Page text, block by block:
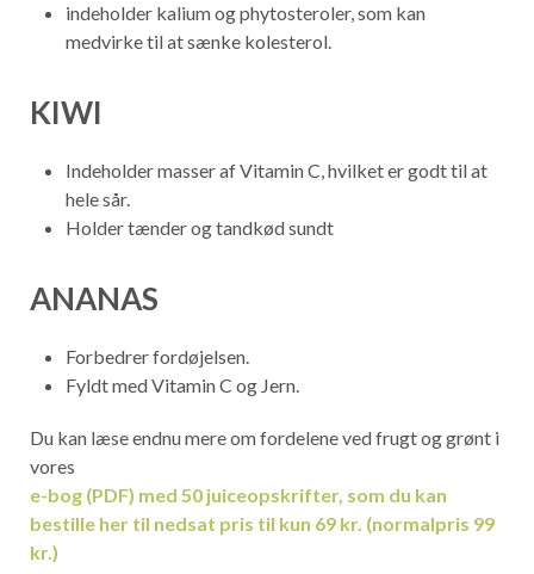
indeholder kalium og phytosteroler, som kan
medvirke til at sænke kolesterol.
KIWI
Indeholder masser af Vitamin C, hvilket er godt til at
hele sår.
Holder tænder og tandkød sundt
ANANAS
Forbedrer fordøjelsen.
Fyldt med Vitamin C og Jern.
Du kan læse endnu mere om fordelene ved frugt og grønt i
vores
e-bog (PDF) med 50 juiceopskrifter, som du kan
bestille her til nedsat pris til kun 69 kr. (normalpris 99
kr.)